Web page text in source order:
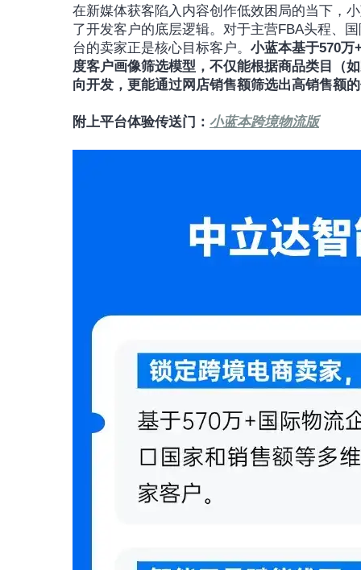
在新媒体获客陷入内容创作低效困局的当下，
了开发客户的底层逻辑。对于主营FBA头程、
台的卖家正是核心目标客户。 小蓝本基于570万
度客户画像筛选模型，不仅能根据商品类目（
向开发，更能通过网店销售额筛选出高销售额
附上平台体验传送门： 小蓝本跨境物流版